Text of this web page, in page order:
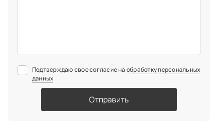
Подтверждаю свое согласие на обработку персональных
данных
Отправить